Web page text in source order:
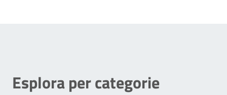
Esplora per categorie